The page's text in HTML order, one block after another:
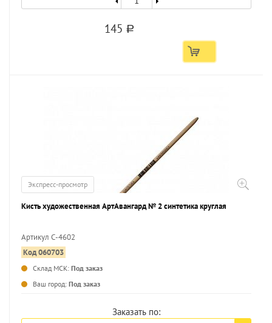
145 a
Экспресс-просмотр
Кисть художественная АртАвангард № 2 синтетика круглая
Артикул С-4602
Код 060703
Склад МСК: Под заказ
Ваш город: Под заказ
Заказать по: